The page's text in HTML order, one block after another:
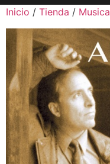
Inicio / Tienda / Musica